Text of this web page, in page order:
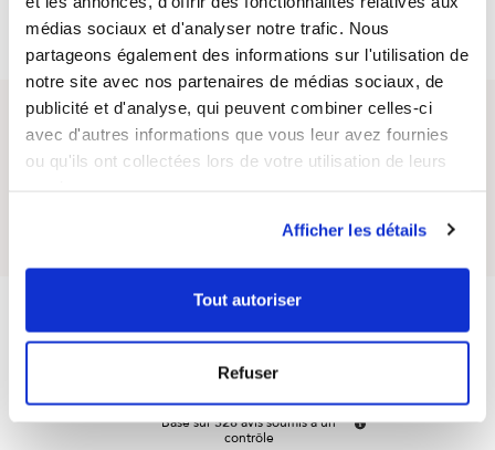
médias sociaux et d'analyser notre trafic. Nous
partageons également des informations sur l'utilisation de
notre site avec nos partenaires de médias sociaux, de
publicité et d'analyse, qui peuvent combiner celles-ci
avec d'autres informations que vous leur avez fournies
ou qu'ils ont collectées lors de votre utilisation de leurs
Afficher les détails
Tout autoriser
Refuser
Questions / Réponses
4.7/5
Basé sur528avis soumis à un
contrôle